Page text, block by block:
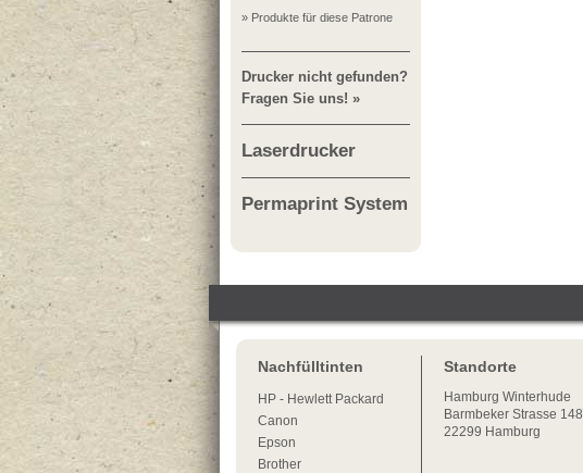
» Produkte für diese Patrone
Drucker nicht gefunden?
Fragen Sie uns! »
Laserdrucker
Permaprint System
Nachfülltinten
HP - Hewlett Packard
Canon
Epson
Brother
Standorte
Hamburg Winterhude
Barmbeker Strasse 148
22299 Hamburg